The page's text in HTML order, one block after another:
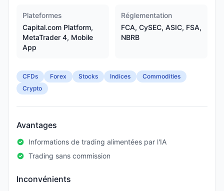
Plateformes
Capital.com Platform,
MetaTrader 4, Mobile
App
Réglementation
FCA, CySEC, ASIC, FSA,
NBRB
CFDs Forex Stocks Indices
Commodities
Crypto
Avantages
Informations de trading alimentées par l'IA
Trading sans commission
Inconvénients